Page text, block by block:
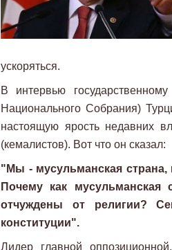
ускоряться.
В интервью
Национального Собрания)
настоящую ярость недавних
(кемалистов). Вот что он сказал:
"Мы - мусульманская страна,
Почему как
отчуждены от религии?
конституции".
Лидер главной